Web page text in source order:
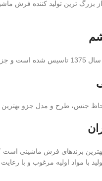
های به روز استفاده می کند.
جنس، طرح و مدل جزو بهترین
با مواد اولیه مرغوب و با